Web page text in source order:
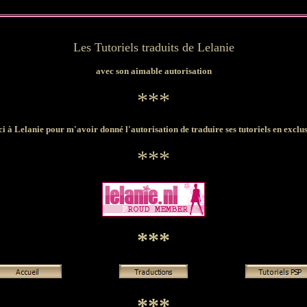
Les Tutoriels traduits de Lelanie
avec son aimable autorisation
***
à Lelanie pour m'avoir donné l'autorisation de traduire ses tutoriels en
***
***